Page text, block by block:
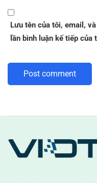
Lưu tên của tôi, email,
lần bình luận kế tiếp của